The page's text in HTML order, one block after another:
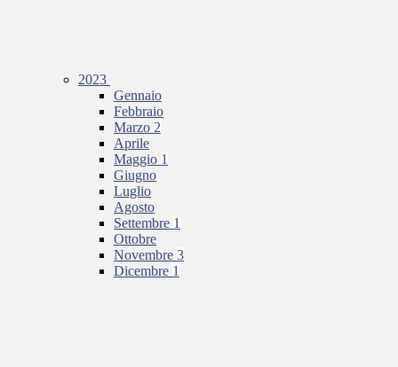
2023
Gennaio
Febbraio
Marzo 2
Aprile
Maggio 1
Giugno
Luglio
Agosto
Settembre 1
Ottobre
Novembre 3
Dicembre 1